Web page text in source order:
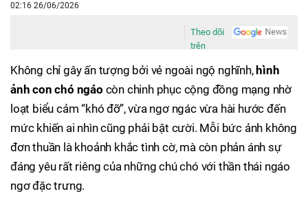
02:16 26/06/2026
Theo dõi
trên
Không chỉ gây ấn tượng bởi vẻ ngoài ngộ nghĩnh, hình
ảnh con chó ngáo còn chinh phục cộng đồng mạng nhờ
loạt biểu cảm “khó đỡ”, vừa ngơ ngác vừa hài hước đến
mức khiến ai nhìn cũng phải bật cười. Mỗi bức ảnh không
đơn thuần là khoảnh khắc tình cờ, mà còn phản ánh sự
đáng yêu rất riêng của những chú chó với thần thái ngáo
ngơ đặc trưng.